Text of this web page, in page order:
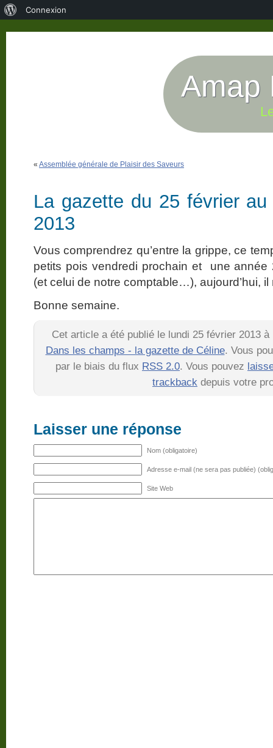
Amap
« Assemblée générale de Plaisir des Saveurs
La gazette du 25 février
2013
Vous comprendrez qu’entre la grippe, ce
petits pois vendredi prochain et une année
(et celui de notre comptable…), aujourd’hui, il
Bonne semaine.
Cet article a été publié le lundi 25 février 2013
Dans les champs - la gazette de Céline. Vous
par le biais du flux RSS 2.0. Vous pouvez
trackback depuis votre
Laisser une réponse
Nom (obligatoire)
Adresse e-mail (ne sera pas publiée)
Site Web
Connexion